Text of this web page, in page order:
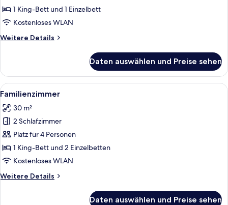
anzeigen
1 King-Bett und 1 Einzelbett
Kostenloses WLAN
Weitere Details
Weitere
Suite
Daten auswählen und Preise sehen
Alle
Fotos
für
Familienzimmer
anzeigen
Ein Hotelzimmer mit einem
4
Familienzimmer
30 m²
2 Schlafzimmer
Platz für 4 Personen
1 King-Bett und 2 Einzelbetten
Kostenloses WLAN
Weitere Details
Weitere
Daten auswählen und Preise sehen